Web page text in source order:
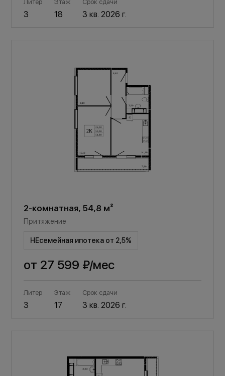
Литер
3
Этаж
18
Срок сдачи
3 кв. 2026 г.
2-комнатная, 54,8 м²
Притяжение
НЕсемейная ипотека от 2,5%
от 27 599 ₽/мес
Литер
3
Этаж
17
Срок сдачи
3 кв. 2026 г.